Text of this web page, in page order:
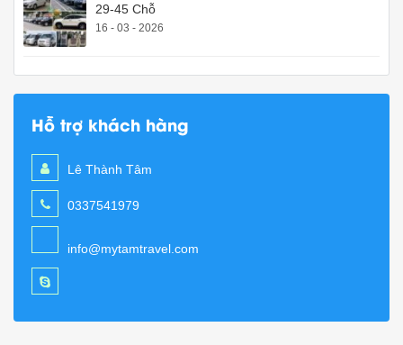
29-45 Chỗ
16 - 03 - 2026
Hỗ trợ khách hàng
Lê Thành Tâm
0337541979
info@mytamtravel.com